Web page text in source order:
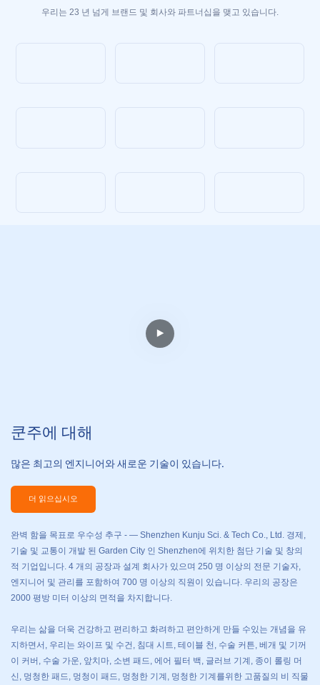
우리는 23 년 넘게 브랜드 및 회사와 파트너십을 맺고 있습니다.
쿤주에 대해
많은 최고의 엔지니어와 새로운 기술이 있습니다.
더 읽으십시오
완벽 함을 목표로 우수성 추구 - — Shenzhen Kunju Sci. & Tech Co., Ltd. 경제,
기술 및 교통이 개발 된 Garden City 인 Shenzhen에 위치한 첨단 기술 및 창의
적 기업입니다. 4 개의 공장과 설계 회사가 있으며 250 명 이상의 전문 기술자,
엔지니어 및 관리를 포함하여 700 명 이상의 직원이 있습니다. 우리의 공장은
2000 평방 미터 이상의 면적을 차지합니다.
우리는 삶을 더욱 건강하고 편리하고 화려하고 편안하게 만들 수있는 개념을 유
지하면서, 우리는 와이프 및 수건, 침대 시트, 테이블 천, 수술 커튼, 베개 및 기꺼
이 커버, 수술 가운, 앞치마, 소변 패드, 에어 필터 백, 글러브 기계, 종이 롤링 머
신, 멍청한 패드, 멍청이 패드, 멍청한 기계, 멍청한 기계를위한 고품질의 비 직물